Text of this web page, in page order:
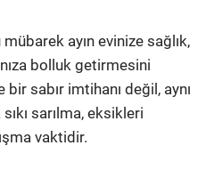
ayın evinize sağlık,
bolluk getirmesini
sabır imtihanı değil, aynı
sarılma, eksikleri
vaktidir.